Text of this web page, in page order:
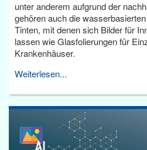
unter anderem aufgrund der
gehören auch die
Tinten, mit denen sich Bilder für
lassen wie Glasfolierungen für
Krankenhäuser.
Weiterlesen...